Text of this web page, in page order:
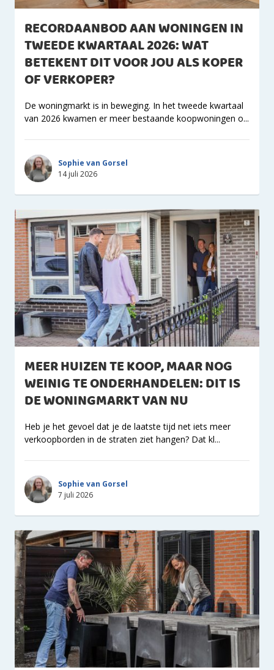
RECORDAANBOD AAN WONINGEN IN
TWEEDE KWARTAAL 2026: WAT
BETEKENT DIT VOOR JOU ALS KOPER
OF VERKOPER?
De woningmarkt is in beweging. In het tweede kwartaal
van 2026 kwamen er meer bestaande koopwoningen o...
Sophie van Gorsel
14 juli 2026
MEER HUIZEN TE KOOP, MAAR NOG
WEINIG TE ONDERHANDELEN: DIT IS
DE WONINGMARKT VAN NU
Heb je het gevoel dat je de laatste tijd net iets meer
verkoopborden in de straten ziet hangen? Dat kl...
Sophie van Gorsel
7 juli 2026